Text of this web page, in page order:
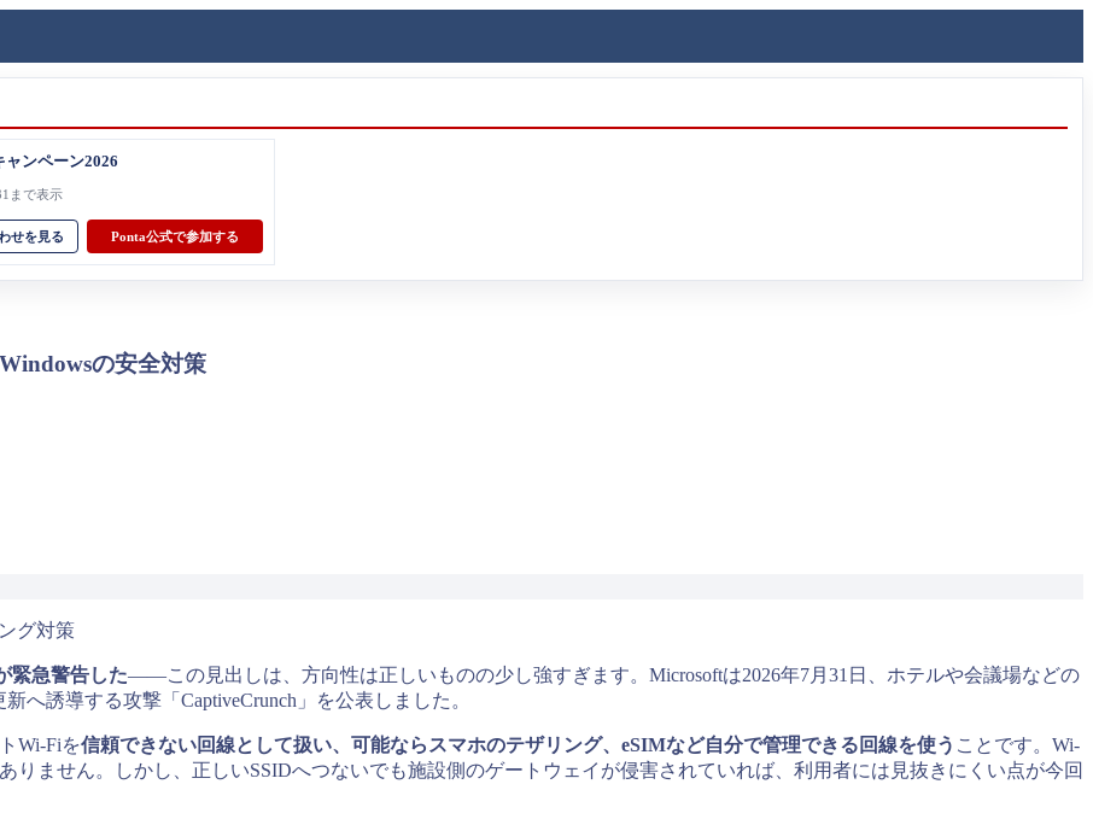
ャンペーン2026
まで表示
せを見る Ponta公式で参加する
の安全対策
緊急警告した――この見出しは、方向性は正しいものの少し強すぎます。Microsoftは2026年7月31日、ホテルや会議場などの
へ誘導する攻撃「CaptiveCrunch」を公表しました。
Wi-Fiを信頼できない回線として扱い、可能ならスマホのテザリング、eSIMなど自分で管理できる回線を使う ことです。Wi-
ません。しかし、正しいSSIDへつないでも施設側のゲートウェイが侵害されていれば、利用者には見抜きにくい点が今回